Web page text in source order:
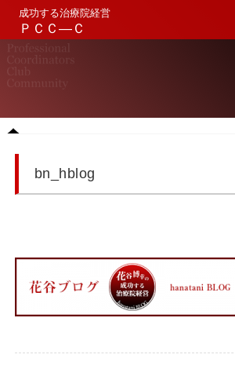
成功する治療院経営
ＰＣＣ―Ｃ
bn_hblog